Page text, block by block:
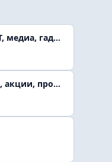
Палач Говорит | IT, медиа, гaджеты, скидки
«Палач» | Скидки, акции, промокоды